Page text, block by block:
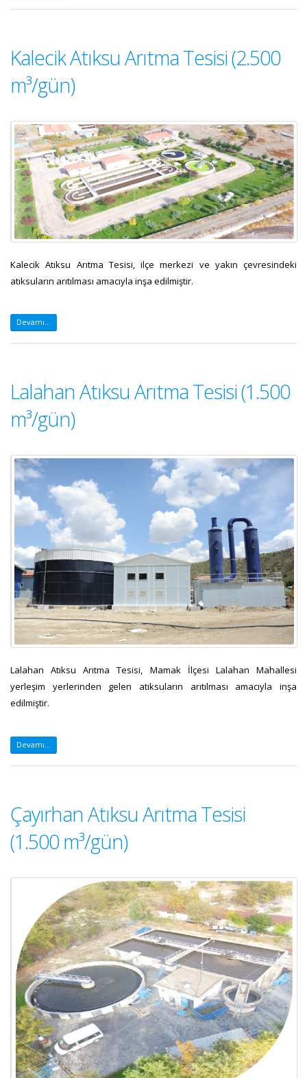
Kalecik Atıksu Arıtma Tesisi (2.500
m³/gün)
Kalecik Atıksu Arıtma Tesisi, ilçe merkezi ve yakın çevresindeki
atıksuların arıtılması amacıyla inşa edilmiştir.
Devamı...
Lalahan Atıksu Arıtma Tesisi (1.500
m³/gün)
Lalahan Atıksu Arıtma Tesisi, Mamak İlçesi Lalahan Mahallesi
yerleşim yerlerinden gelen atıksuların arıtılması amacıyla inşa
edilmiştir.
Devamı...
Çayırhan Atıksu Arıtma Tesisi
(1.500 m³/gün)